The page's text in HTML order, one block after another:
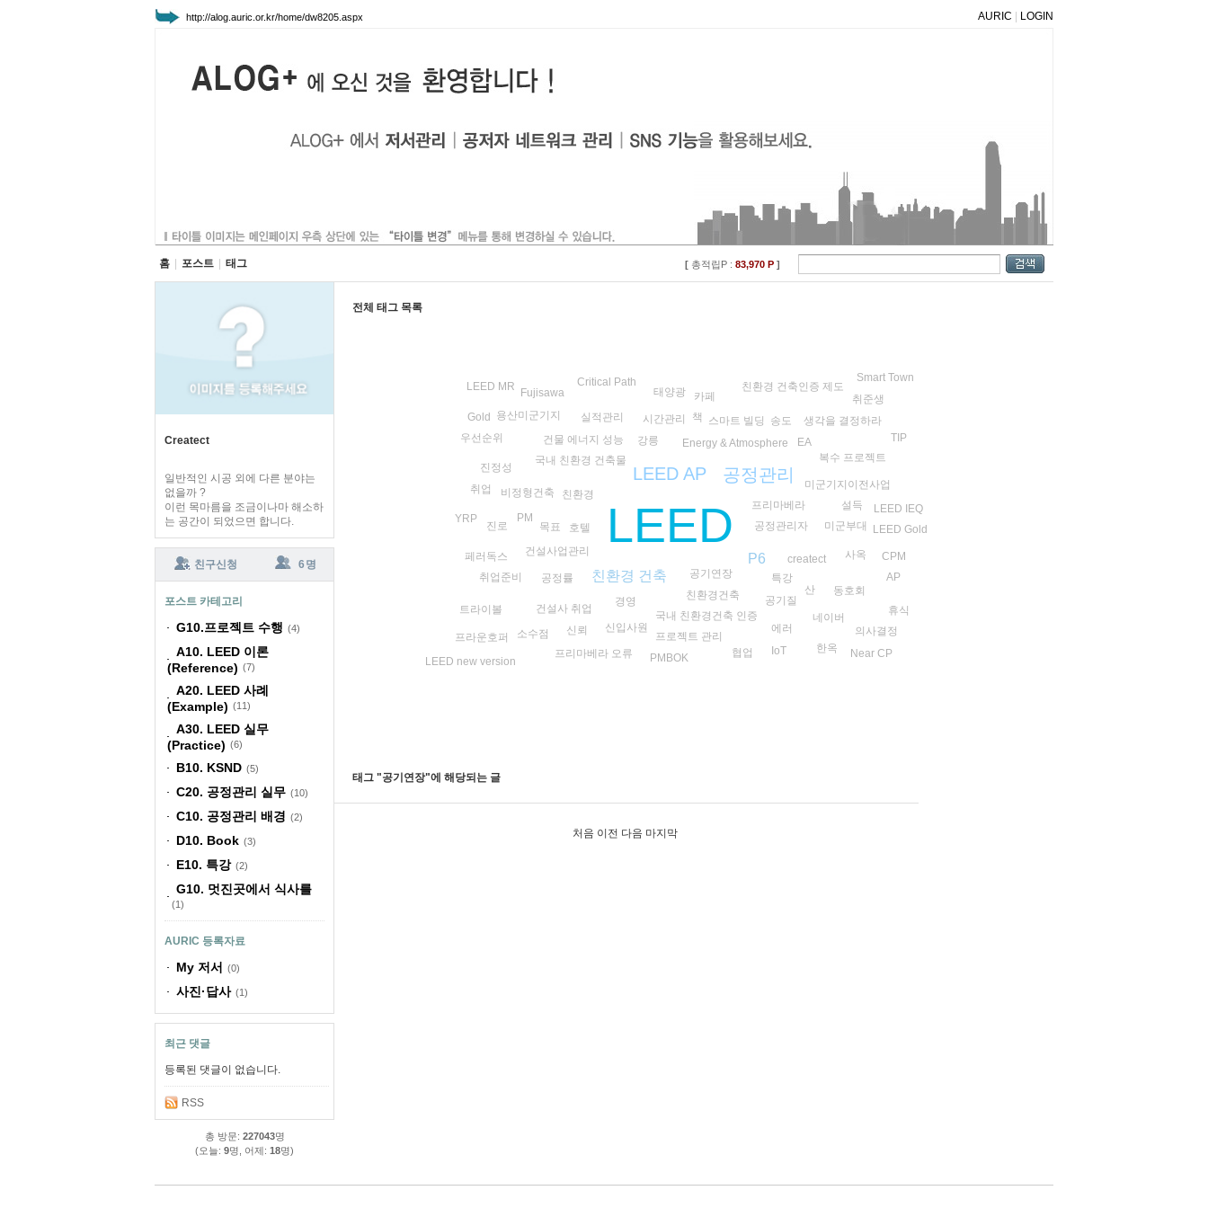
http://alog.auric.or.kr/home/dw8205.aspx AURIC LOGIN
홈 포스트 태그 [ 총적립P : 83,970 P ]
Createct
일반적인 시공 외에 다른 분야는
없을까 ?
이런 목마름을 조금이나마 해소하
는 공간이 되었으면 합니다.
친구신청 6 명
포스트 카테고리
G10.프로젝트 수행 (4)
A10. LEED 이론
(Reference) (7)
A20. LEED 사례
(Example) (11)
A30. LEED 실무
(Practice) (6)
B10. KSND (5)
C20. 공정관리 실무 (10)
C10. 공정관리 배경 (2)
D10. Book (3)
E10. 특강 (2)
G10. 멋진곳에서 식사를
(1)
AURIC 등록자료
My 저서 (0)
사진·답사 (1)
최근 댓글
등록된 댓글이 없습니다.
RSS
총 방문: 227043명
(오늘: 9명, 어제: 18명)
전체 태그 목록
LEED
공정관리
LEED AP
친환경 건축
P6
공기연장
공정관리자
국내 친환경 건축물
친환경
친환경건축
특강
프리마베라
호텔
createct
EA
Energy & Atmosphere
강릉
건물 에너지 성능
건설사 취업
건설사업관리
경영 공기질
공정률
국내 친환경건축 인증 네이버
동호회
목표
미군기지이전사업
미군부대
복수 프로젝트
비정형건축
사옥
산
생각을 결정하라
설득
소수점
송도
스마트 빌딩
시간관리
신뢰 신입사원
실적관리
에러
용산미군기지
우선순위
의사결정
진로
진정성
책
취업
취업준비
취준생
친환경 건축인증 제도
카페
태양광
트라이볼
페러독스
프라운호퍼
프로젝트 관리
프리마베라 오류
한옥
협업
휴식
AP
CPM
Critical Path
Fujisawa
Gold
IoT
LEED Gold
LEED IEQ
LEED MR
LEED new version
Near CP
PM
PMBOK
Smart Town
TIP
YRP
태그 "공기연장"에 해당되는 글
처음 이전 다음 마지막